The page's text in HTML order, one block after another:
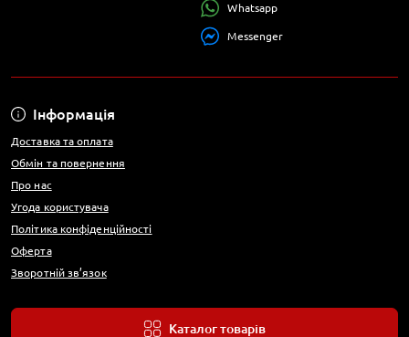
Інформація
Доставка та оплата
Обмін та повернення
Про нас
Угода користувача
Політика конфіденційності
Оферта
Зворотній зв’язок
Каталог товарів
Whatsapp
Messenger